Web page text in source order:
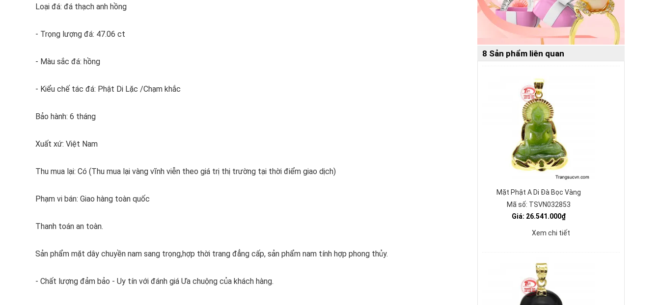
Loại đá: đá thạch anh hồng
- Trọng lượng đá: 47.06 ct
- Màu sắc đá: hồng
- Kiểu chế tác đá: Phật Di Lặc /Chạm khắc
Bảo hành: 6 tháng
Xuất xứ: Việt Nam
Thu mua lại: Có (Thu mua lại vàng vĩnh viễn theo giá trị thị trường tại thời điểm giao dịch)
Phạm vi bán: Giao hàng toàn quốc
Thanh toán an toàn.
Sản phẩm mặt dây chuyền nam sang trọng,hợp thời trang đẳng cấp, sản phẩm nam tính hợp phong thủy.
- Chất lượng đảm bảo - Uy tín với đánh giá Ưa chuộng của khách hàng.
8 Sản phẩm liên quan
Mặt Phật A Di Đà Bọc Vàng
Mã số: TSVN032853
Giá: 26.541.000₫
Xem chi tiết